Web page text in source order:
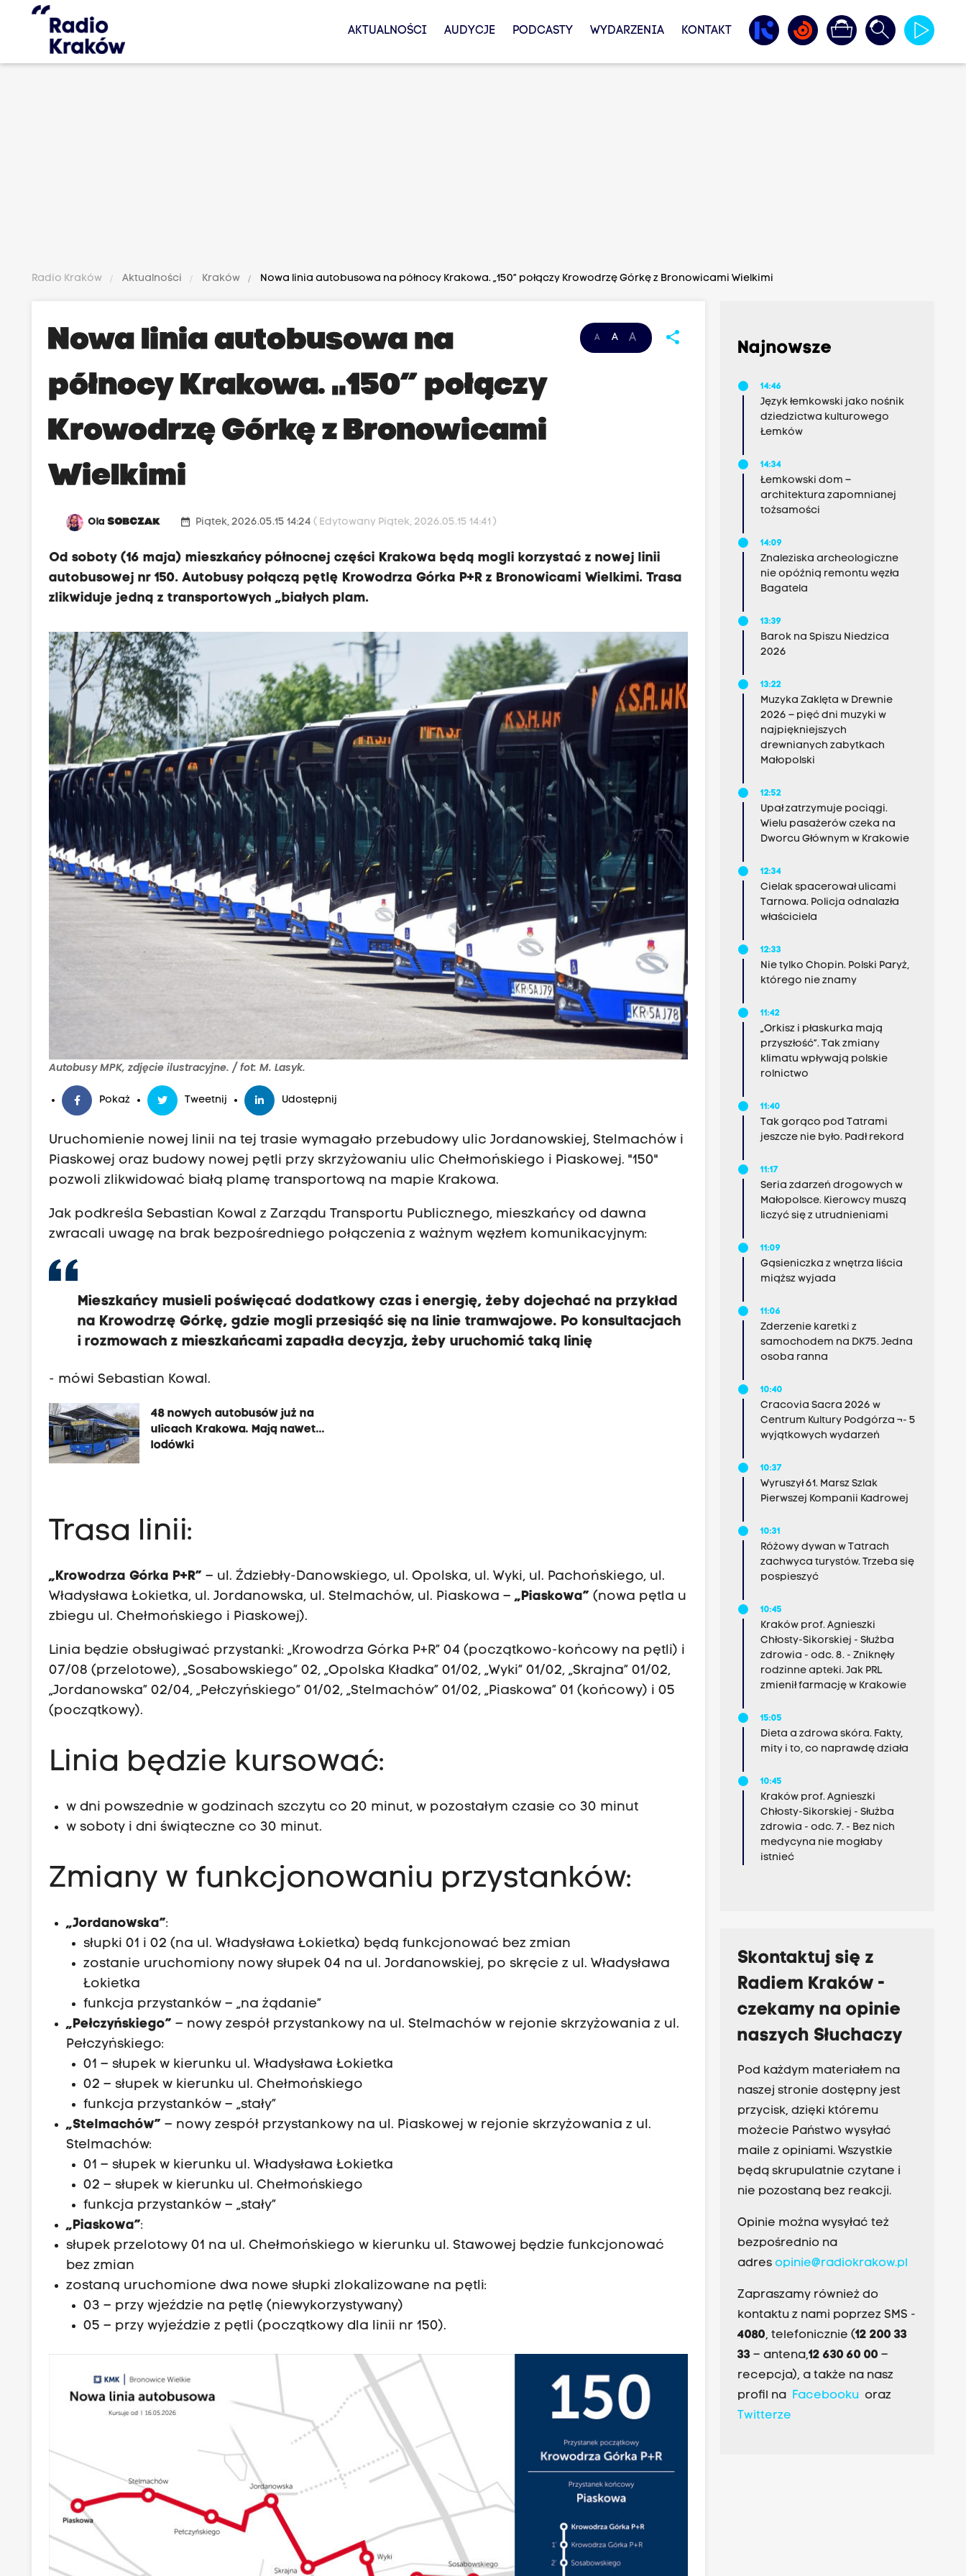
AKTUALNOŚCI AUDYCJE PODCASTY WYDARZENIA KONTAKT
Radio Kraków Aktualności Kraków Nowa linia autobusowa na północy Krakowa. „150” połączy Krowodrzę Górkę z Bronowicami Wielkimi
A A A share
Nowa linia autobusowa na
północy Krakowa. „150” połączy
Krowodrzę Górkę z Bronowicami
Wielkimi
OlaSOBCZAK date_range Piątek, 2026.05.15 14:24( Edytowany Piątek, 2026.05.15 14:41 )
Od soboty (16 maja) mieszkańcy północnej części Krakowa będą mogli korzystać z nowej linii
autobusowej nr 150. Autobusy połączą pętlę Krowodrza Górka P+R z Bronowicami Wielkimi. Trasa
zlikwiduje jedną z transportowych „białych plam.
Autobusy MPK, zdjęcie ilustracyjne. / fot: M. Lasyk.
Pokaż Tweetnij Udostępnij
Uruchomienie nowej linii na tej trasie wymagało przebudowy ulic Jordanowskiej, Stelmachów i
Piaskowej oraz budowy nowej pętli przy skrzyżowaniu ulic Chełmońskiego i Piaskowej. "150"
pozwoli zlikwidować białą plamę transportową na mapie Krakowa.
Jak podkreśla Sebastian Kowal z Zarządu Transportu Publicznego, mieszkańcy od dawna
zwracali uwagę na brak bezpośredniego połączenia z ważnym węzłem komunikacyjnym:
Mieszkańcy musieli poświęcać dodatkowy czas i energię, żeby dojechać na przykład
na Krowodrzę Górkę, gdzie mogli przesiąść się na linie tramwajowe. Po konsultacjach
i rozmowach z mieszkańcami zapadła decyzja, żeby uruchomić taką linię
- mówi Sebastian Kowal.
48 nowych autobusów już na
ulicach Krakowa. Mają nawet...
lodówki
Trasa linii:
„Krowodrza Górka P+R” – ul. Ździebły-Danowskiego, ul. Opolska, ul. Wyki, ul. Pachońskiego, ul.
Władysława Łokietka, ul. Jordanowska, ul. Stelmachów, ul. Piaskowa –„Piaskowa” (nowa pętla u
zbiegu ul. Chełmońskiego i Piaskowej).
Linia będzie obsługiwać przystanki: „Krowodrza Górka P+R” 04 (początkowo-końcowy na pętli) i
07/08 (przelotowe), „Sosabowskiego” 02, „Opolska Kładka” 01/02, „Wyki” 01/02, „Skrajna” 01/02,
„Jordanowska” 02/04, „Pełczyńskiego” 01/02, „Stelmachów” 01/02, „Piaskowa” 01 (końcowy) i 05
(początkowy).
Linia będzie kursować:
w dni powszednie w godzinach szczytu co 20 minut, w pozostałym czasie co 30 minut
w soboty i dni świąteczne co 30 minut.
Zmiany w funkcjonowaniu przystanków:
„Jordanowska”:
słupki 01 i 02 (na ul. Władysława Łokietka) będą funkcjonować bez zmian
zostanie uruchomiony nowy słupek 04 na ul. Jordanowskiej, po skręcie z ul. Władysława
Łokietka
funkcja przystanków – „na żądanie”
„Pełczyńskiego”– nowy zespół przystankowy na ul. Stelmachów w rejonie skrzyżowania z ul.
Pełczyńskiego:
01 – słupek w kierunku ul. Władysława Łokietka
02 – słupek w kierunku ul. Chełmońskiego
funkcja przystanków – „stały”
„Stelmachów”– nowy zespół przystankowy na ul. Piaskowej w rejonie skrzyżowania z ul.
Stelmachów:
01 – słupek w kierunku ul. Władysława Łokietka
02 – słupek w kierunku ul. Chełmońskiego
funkcja przystanków – „stały”
„Piaskowa”:
słupek przelotowy 01 na ul. Chełmońskiego w kierunku ul. Stawowej będzie funkcjonować
bez zmian
zostaną uruchomione dwa nowe słupki zlokalizowane na pętli:
03 – przy wjeździe na pętlę (niewykorzystywany)
05 – przy wyjeździe z pętli (początkowy dla linii nr 150).
Najnowsze
14:46
Język łemkowski jako nośnik
dziedzictwa kulturowego
Łemków
14:34
Łemkowski dom –
architektura zapomnianej
tożsamości
14:09
Znaleziska archeologiczne
nie opóźnią remontu węzła
Bagatela
13:39
Barok na Spiszu Niedzica
2026
13:22
Muzyka Zaklęta w Drewnie
2026 – pięć dni muzyki w
najpiękniejszych
drewnianych zabytkach
Małopolski
12:52
Upał zatrzymuje pociągi.
Wielu pasażerów czeka na
Dworcu Głównym w Krakowie
12:34
Cielak spacerował ulicami
Tarnowa. Policja odnalazła
właściciela
12:33
Nie tylko Chopin. Polski Paryż,
którego nie znamy
11:42
„Orkisz i płaskurka mają
przyszłość”. Tak zmiany
klimatu wpływają polskie
rolnictwo
11:40
Tak gorąco pod Tatrami
jeszcze nie było. Padł rekord
11:17
Seria zdarzeń drogowych w
Małopolsce. Kierowcy muszą
liczyć się z utrudnieniami
11:09
Gąsieniczka z wnętrza liścia
miąższ wyjada
11:06
Zderzenie karetki z
samochodem na DK75. Jedna
osoba ranna
10:40
Cracovia Sacra 2026 w
Centrum Kultury Podgórza ¬- 5
wyjątkowych wydarzeń
10:37
Wyruszył 61. Marsz Szlak
Pierwszej Kompanii Kadrowej
10:31
Różowy dywan w Tatrach
zachwyca turystów. Trzeba się
pospieszyć
10:45
Kraków prof. Agnieszki
Chłosty-Sikorskiej - Służba
zdrowia - odc. 8. - Zniknęły
rodzinne apteki. Jak PRL
zmienił farmację w Krakowie
15:05
Dieta a zdrowa skóra. Fakty,
mity i to, co naprawdę działa
10:45
Kraków prof. Agnieszki
Chłosty-Sikorskiej - Służba
zdrowia - odc. 7. - Bez nich
medycyna nie mogłaby
istnieć
Skontaktuj się z
Radiem Kraków -
czekamy na opinie
naszych Słuchaczy
Pod każdym materiałem na
naszej stronie dostępny jest
przycisk, dzięki któremu
możecie Państwo wysyłać
maile z opiniami. Wszystkie
będą skrupulatnie czytane i
nie pozostaną bez reakcji.
Opinie można wysyłać też
bezpośrednio na
adres opinie@radiokrakow.pl
Zapraszamy również do
kontaktu z nami poprzez SMS -
4080, telefonicznie (12 200 33
33– antena,12 630 60 00 –
recepcja), a także na nasz
profil na Facebookuoraz
Twitterze